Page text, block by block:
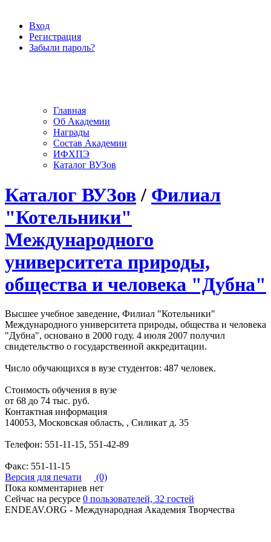
Вход
Регистрация
Забыли пароль?
Главная
Об Академии
Награды
Состав Академии
ИФХПЭ
Каталог ВУЗов
Каталог ВУЗов / Филиал
"Котельники"
Международного
университета природы,
общества и человека "Дубна"
Высшее учебное заведение, Филиал "Котельники"
Международного университета природы, общества и человека
"Дубна", основано в 2000 году. 4 июля 2007 получил
свидетельство о государственной аккредитации.
Число обучающихся в вузе студентов: 487 человек.
Стоимость обучения в вузе
от 68 до 74 тыс. руб.
Контактная информация
140053, Московская область, , Силикат д. 35
Телефон: 551-11-15, 551-42-89
Факс: 551-11-15
Версия для печати
(0)
Пока комментариев нет
Сейчас на ресурсе 0 пользователей, 32 гостей
ENDEAV.ORG - Международная Академия Творчества